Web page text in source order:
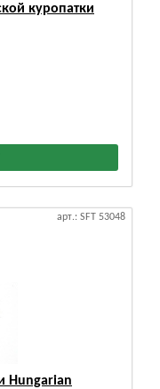
куропатки
арт.: SFT 53048
Hungarian